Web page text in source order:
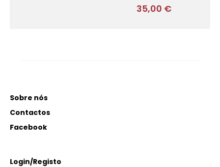
35,00 €
Sobre nós
Contactos
Facebook
Login/Registo